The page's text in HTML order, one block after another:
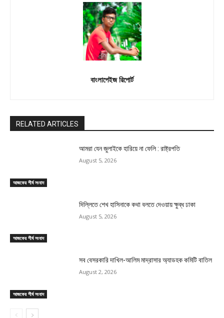
বাংলাপেইজ রিপোর্ট
RELATED ARTICLES
আজকের শীর্ষ সংবাদ
আমরা যেন জুলাইকে হারিয়ে না ফেলি : রাষ্ট্রপতি
August 5, 2026
আজকের শীর্ষ সংবাদ
দিল্লিতে শেখ হাসিনাকে কথা বলতে দেওয়ায় ক্ষুব্ধ ঢাকা
August 5, 2026
আজকের শীর্ষ সংবাদ
সব বেসরকারি দাখিল-আলিম মাদ্রাসার অ্যাডহক কমিটি বাতিল
August 2, 2026